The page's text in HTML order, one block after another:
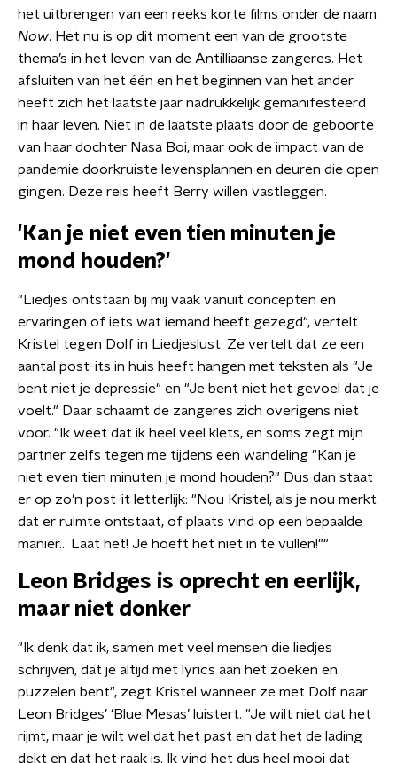
het uitbrengen van een reeks korte films onder de naam
Now. Het nu is op dit moment een van de grootste
thema’s in het leven van de Antilliaanse zangeres. Het
afsluiten van het één en het beginnen van het ander
heeft zich het laatste jaar nadrukkelijk gemanifesteerd
in haar leven. Niet in de laatste plaats door de geboorte
van haar dochter Nasa Boi, maar ook de impact van de
pandemie doorkruiste levensplannen en deuren die open
gingen. Deze reis heeft Berry willen vastleggen.
'Kan je niet even tien minuten je
mond houden?'
"Liedjes ontstaan bij mij vaak vanuit concepten en
ervaringen of iets wat iemand heeft gezegd", vertelt
Kristel tegen Dolf in Liedjeslust. Ze vertelt dat ze een
aantal post-its in huis heeft hangen met teksten als "Je
bent niet je depressie" en "Je bent niet het gevoel dat je
voelt." Daar schaamt de zangeres zich overigens niet
voor. "Ik weet dat ik heel veel klets, en soms zegt mijn
partner zelfs tegen me tijdens een wandeling "Kan je
niet even tien minuten je mond houden?" Dus dan staat
er op zo’n post-it letterlijk: "Nou Kristel, als je nou merkt
dat er ruimte ontstaat, of plaats vind op een bepaalde
manier… Laat het! Je hoeft het niet in te vullen!""
Leon Bridges is oprecht en eerlijk,
maar niet donker
"Ik denk dat ik, samen met veel mensen die liedjes
schrijven, dat je altijd met lyrics aan het zoeken en
puzzelen bent", zegt Kristel wanneer ze met Dolf naar
Leon Bridges’ ‘Blue Mesas’ luistert. "Je wilt niet dat het
rijmt, maar je wilt wel dat het past en dat het de lading
dekt en dat het raak is. Ik vind het dus heel mooi dat